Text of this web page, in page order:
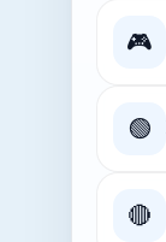
🎮
🟢
🔴